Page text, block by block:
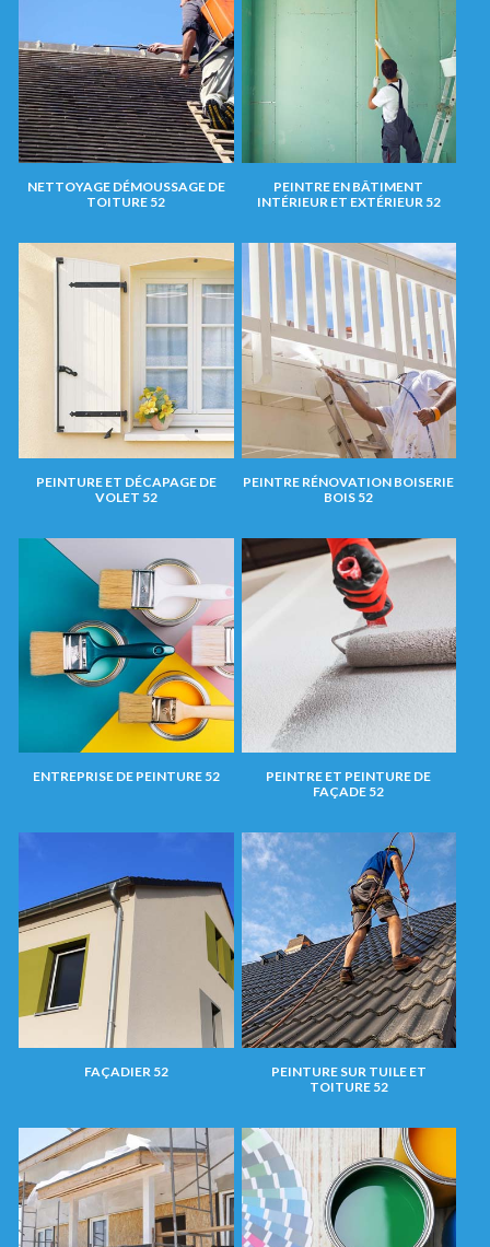
NETTOYAGE DÉMOUSSAGE DE
TOITURE 52
PEINTRE EN BÂTIMENT
INTÉRIEUR ET EXTÉRIEUR 52
PEINTURE ET DÉCAPAGE DE
VOLET 52
PEINTRE RÉNOVATION BOISERIE
BOIS 52
ENTREPRISE DE PEINTURE 52
PEINTRE ET PEINTURE DE
FAÇADE 52
FAÇADIER 52
PEINTURE SUR TUILE ET
TOITURE 52